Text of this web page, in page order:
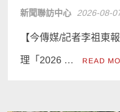
新聞聯訪中心 2026-08-
【今傳媒/記者李祖東
理「2026 … READ